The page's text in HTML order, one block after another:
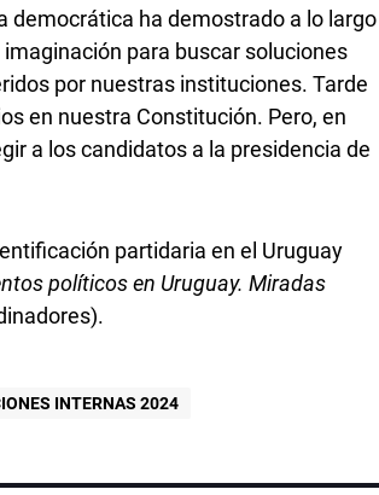
democrática ha demostrado a lo largo
para buscar soluciones
por nuestras instituciones. Tarde
en nuestra Constitución. Pero, en
a los candidatos a la presidencia de
partidaria en el Uruguay
políticos en Uruguay. Miradas
INTERNAS 2024